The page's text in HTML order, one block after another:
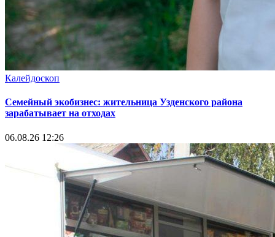
Калейдоскоп
Семейный экобизнес: жительница Узденского района
зарабатывает на отходах
06.08.26 12:26